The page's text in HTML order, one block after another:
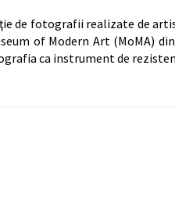
de fotografii realizate de
of Modern Art (MoMA)
ca instrument de